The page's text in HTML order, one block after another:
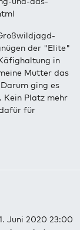
der "Elite"
in
Mutter das
ging es
Kein Platz mehr
für
Juni 2020 23:00